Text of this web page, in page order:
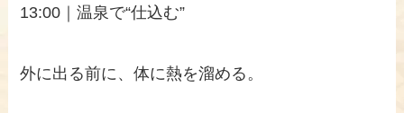
13:00｜温泉で“仕込む”
外に出る前に、体に熱を溜める。